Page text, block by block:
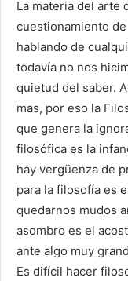
La materia del arte
cuestionamiento
hablando de
todavía no nos
quietud del saber.
mas, por eso la
que genera la
filosófica es la
hay vergüenza de
para la filosofía es
quedarnos mudos
asombro es el
ante algo muy
Es difícil hacer